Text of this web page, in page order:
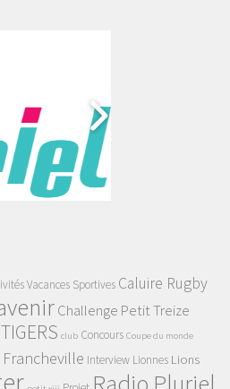
Vacances Sportives Caluire Rugby
Challenge Petit Treize
club Concours Coupe du monde
Francheville Interview Lionnes Lions